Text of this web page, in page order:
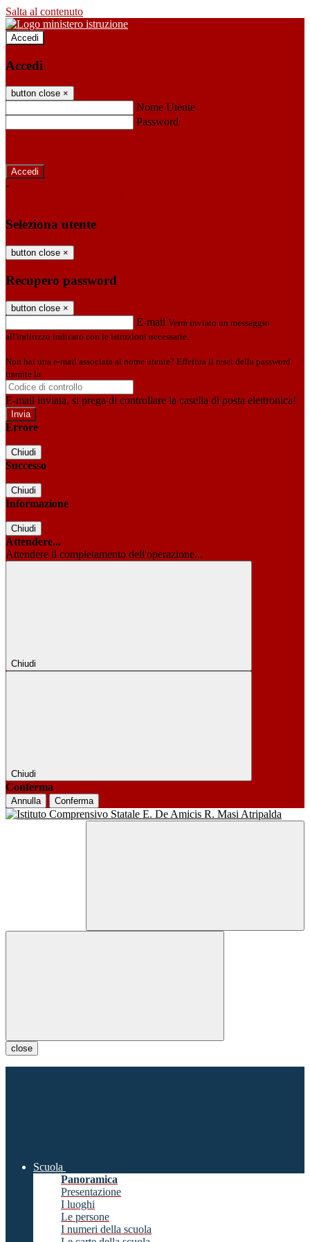
Salta al contenuto
Accedi
Accedi
button close ×
Nome Utente
Password
-
Seleziona utente
button close ×
Recupero password
button close ×
E-mail Verrà inviato un messaggio
all'indirizzo indicato con le istruzioni necessarie.
Non hai una e-mail associata al nome utente? Effettua il reset della password
tramite la
E-mail inviata, si prega di controllare la casella di posta elettronica!
Errore
Chiudi
Successo
Chiudi
Informazione
Chiudi
Attendere...
Attendere il completamento dell'operazione...
Chiudi
Chiudi
Conferma
Annulla Conferma
close
Scuola
Panoramica
Presentazione
I luoghi
Le persone
I numeri della scuola